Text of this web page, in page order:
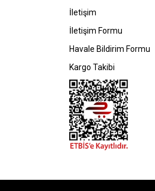
HP
HP 117A-
(150a-150nw-
Toner-BK+CMY
2.293,21 TL
İletişim
İletişim Formu
Havale Bildirim Formu
Kargo Takibi